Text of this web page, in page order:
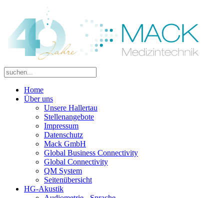
Home
Über uns
Unsere Hallertau
Stellenangebote
Impressum
Datenschutz
Mack GmbH
Global Business Connectivity
Global Connectivity
QM System
Seitenübersicht
HG-Akustik